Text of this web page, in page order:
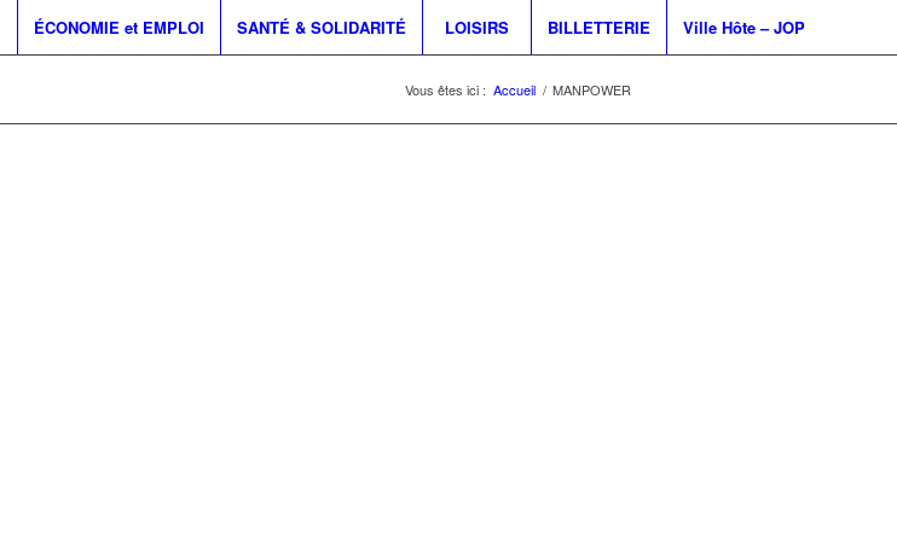
ÉCONOMIE et EMPLOI SANTÉ & SOLIDARITÉ LOISIRS BILLETTERIE Ville Hôte – JOP
Vous êtes ici : Accueil / MANPOWER